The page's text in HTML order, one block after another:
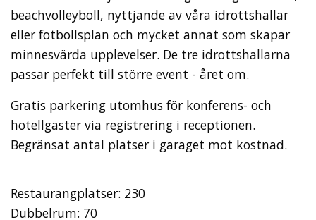
beachvolleyboll, nyttjande av våra idrottshallar
eller fotbollsplan och mycket annat som skapar
minnesvärda upplevelser. De tre idrottshallarna
passar perfekt till större event - året om.
Gratis parkering utomhus för konferens- och
hotellgäster via registrering i receptionen.
Begränsat antal platser i garaget mot kostnad.
Restaurangplatser: 230
Dubbelrum: 70